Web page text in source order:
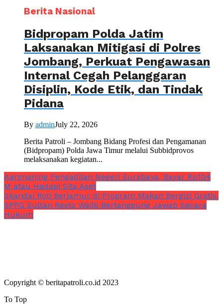
Berita Nasional
Bidpropam Polda Jatim
Laksanakan Mitigasi di Polres
Jombang, Perkuat Pengawasan
Internal Cegah Pelanggaran
Disiplin, Kode Etik, dan Tindak
Pidana
By adminJuly 22, 2026
Berita Patroli – Jombang Bidang Profesi dan Pengamanan
(Bidpropam) Polda Jawa Timur melalui Subbidprovos
melaksanakan kegiatan...
Aanmaning Pengadilan Negeri Surabaya, Bayar Rp104
M atau Hadapi Sita Aset
Skandal Roti Berjamur di Program Makan Bergizi Gratis,
SPPG Sultan Resto Wajib Bertanggung Jawab Secara
Hukum
Copyright © beritapatroli.co.id 2023
To Top